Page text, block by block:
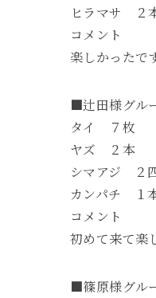
ヒラマサ ２
コメント
楽しかったで
■辻田様グル
タイ ７枚
ヤズ ２本
シマアジ ２
カンパチ １
コメント
初めて来て楽
■篠原様グル